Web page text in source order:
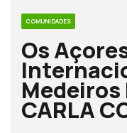
COMUNIDADES
Os
CARLA